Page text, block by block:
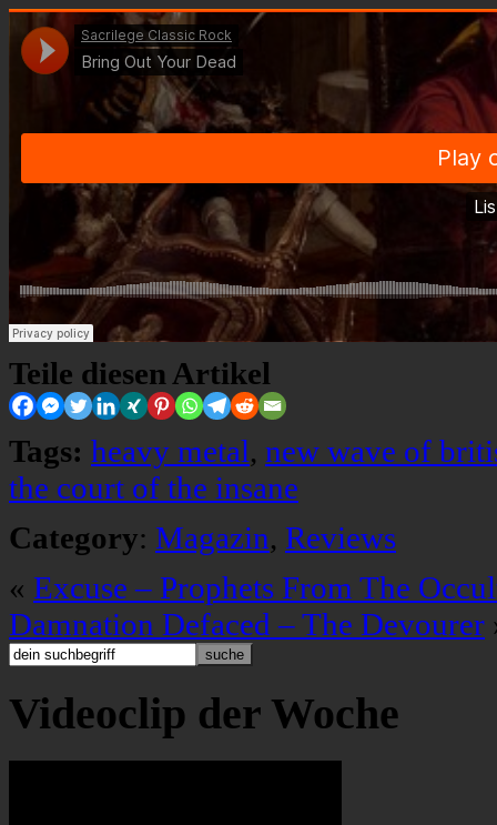
Teile diesen Artikel
Tags: heavy metal, new wave of
the court of the insane
Category: Magazin, Reviews
« Excuse – Prophets From The
Damnation Defaced – The Devourer
Videoclip der Woche